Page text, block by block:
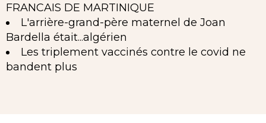
FRANCAIS DE MARTINIQUE
L'arrière-grand-père maternel de Joan
Bardella était...algérien
Les triplement vaccinés contre le covid ne
bandent plus